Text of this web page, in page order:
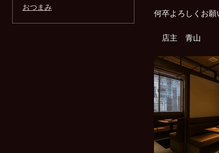
何卒よろしくお
店主 青山
おつまみ